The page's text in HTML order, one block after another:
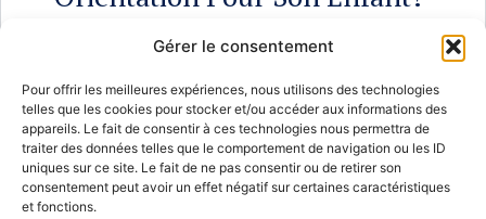
Gérer le consentement
Pour offrir les meilleures expériences, nous utilisons des technologies
telles que les cookies pour stocker et/ou accéder aux informations des
appareils. Le fait de consentir à ces technologies nous permettra de
traiter des données telles que le comportement de navigation ou les ID
uniques sur ce site. Le fait de ne pas consentir ou de retirer son
consentement peut avoir un effet négatif sur certaines caractéristiques
et fonctions.
Qu'est Ce Que Le Bilan
D'orientation Scolaire?